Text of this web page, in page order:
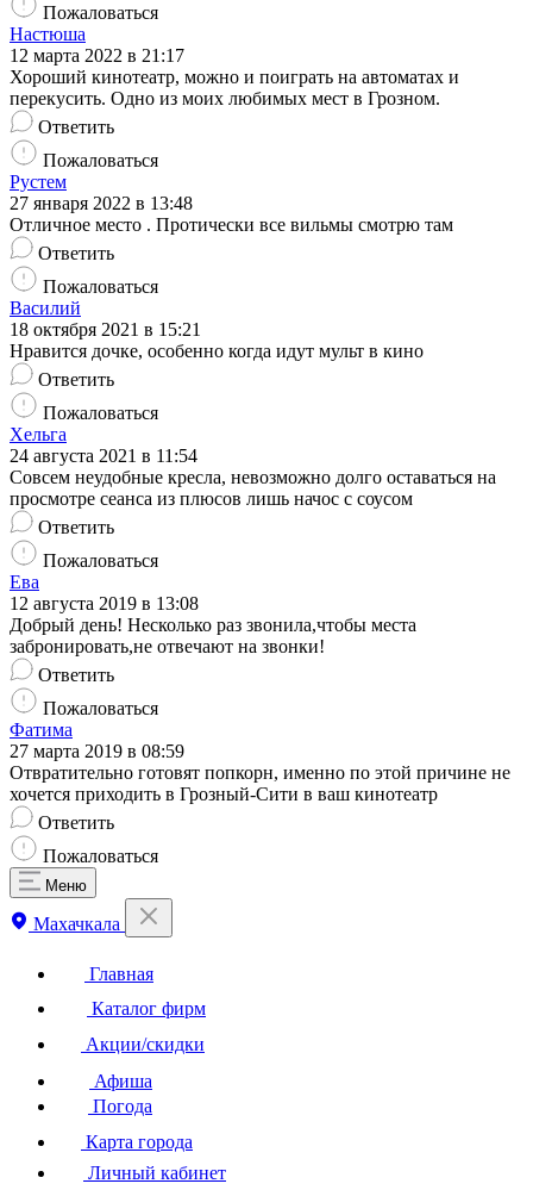
Пожаловаться
Настюша
12 марта 2022 в 21:17
Хороший кинотеатр, можно и поиграть на автоматах и
перекусить. Одно из моих любимых мест в Грозном.
Ответить
Пожаловаться
Рустем
27 января 2022 в 13:48
Отличное место . Протически все вильмы смотрю там
Ответить
Пожаловаться
Василий
18 октября 2021 в 15:21
Нравится дочке, особенно когда идут мульт в кино
Ответить
Пожаловаться
Хельга
24 августа 2021 в 11:54
Совсем неудобные кресла, невозможно долго оставаться на
просмотре сеанса из плюсов лишь начос с соусом
Ответить
Пожаловаться
Ева
12 августа 2019 в 13:08
Добрый день! Несколько раз звонила,чтобы места
забронировать,не отвечают на звонки!
Ответить
Пожаловаться
Фатима
27 марта 2019 в 08:59
Отвратительно готовят попкорн, именно по этой причине не
хочется приходить в Грозный-Сити в ваш кинотеатр
Ответить
Пожаловаться
Меню
Махачкала
Главная
Каталог фирм
Акции/скидки
Афиша
Погода
Карта города
Личный кабинет